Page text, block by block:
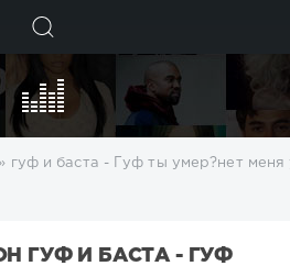
» гуф и баста - Гуф ты умер?нет меня
ГУФ И БАСТА - ГУФ